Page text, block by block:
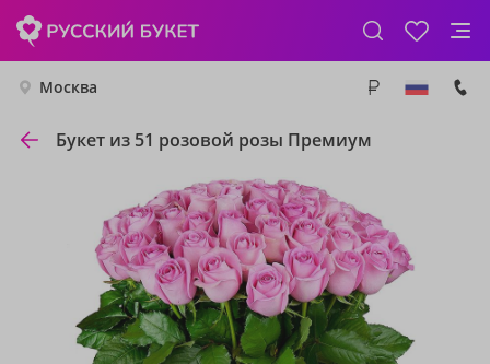
Москва
Букет из 51 розовой розы Премиум